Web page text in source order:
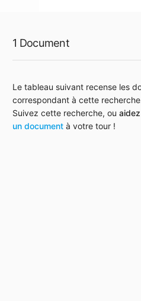
1 Document
Le tableau suivant recense les
correspondant à cette
Suivez cette recherche, ou
un document à votre tour !